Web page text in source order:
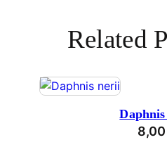
Related
8,00